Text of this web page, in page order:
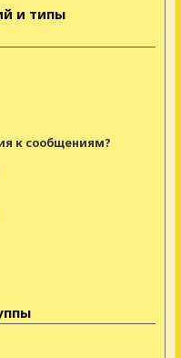
и типы
к сообщениям?